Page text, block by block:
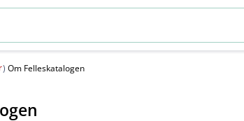
) Om Felleskatalogen